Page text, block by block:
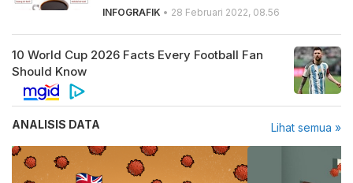
INFOGRAFIK • 28 Februari 2022, 08.56
ANALISIS DATA Lihat semua »